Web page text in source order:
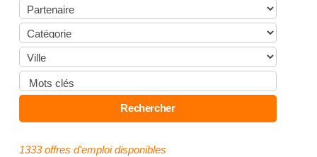
1333 offres d'emploi disponibles